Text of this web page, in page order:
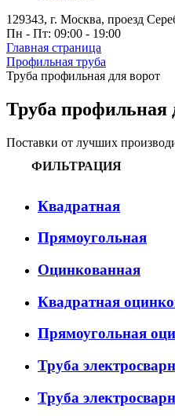
129343, г. Москва, проезд
Пн - Пт: 09:00 - 19:00
Главная страница
Профильная труба
Труба профильная для ворот
Труба профильная
Поставки от лучших
ФИЛЬТРАЦИЯ
Квадратная
Прямоугольная
Оцинкованная
Квадратная
Прямоугольная
Труба
Труба